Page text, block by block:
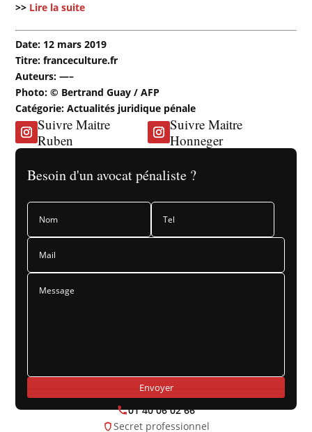
>> Lire la suite
Date: 12 mars 2019
Titre: franceculture.fr
Auteurs: —–
Photo: © Bertrand Guay / AFP
Catégorie: Actualités juridique pénale
Suivre Maitre
Ruben
Suivre Maitre
Honneger
Besoin d'un avocat pénaliste ?
Envoyer
01 40 06 02 66
Secret professionnel